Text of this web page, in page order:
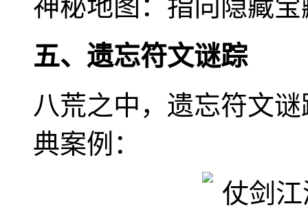
神秘地图：指向隐藏
五、遗忘符文谜踪
八荒之中，遗忘符文
典案例：